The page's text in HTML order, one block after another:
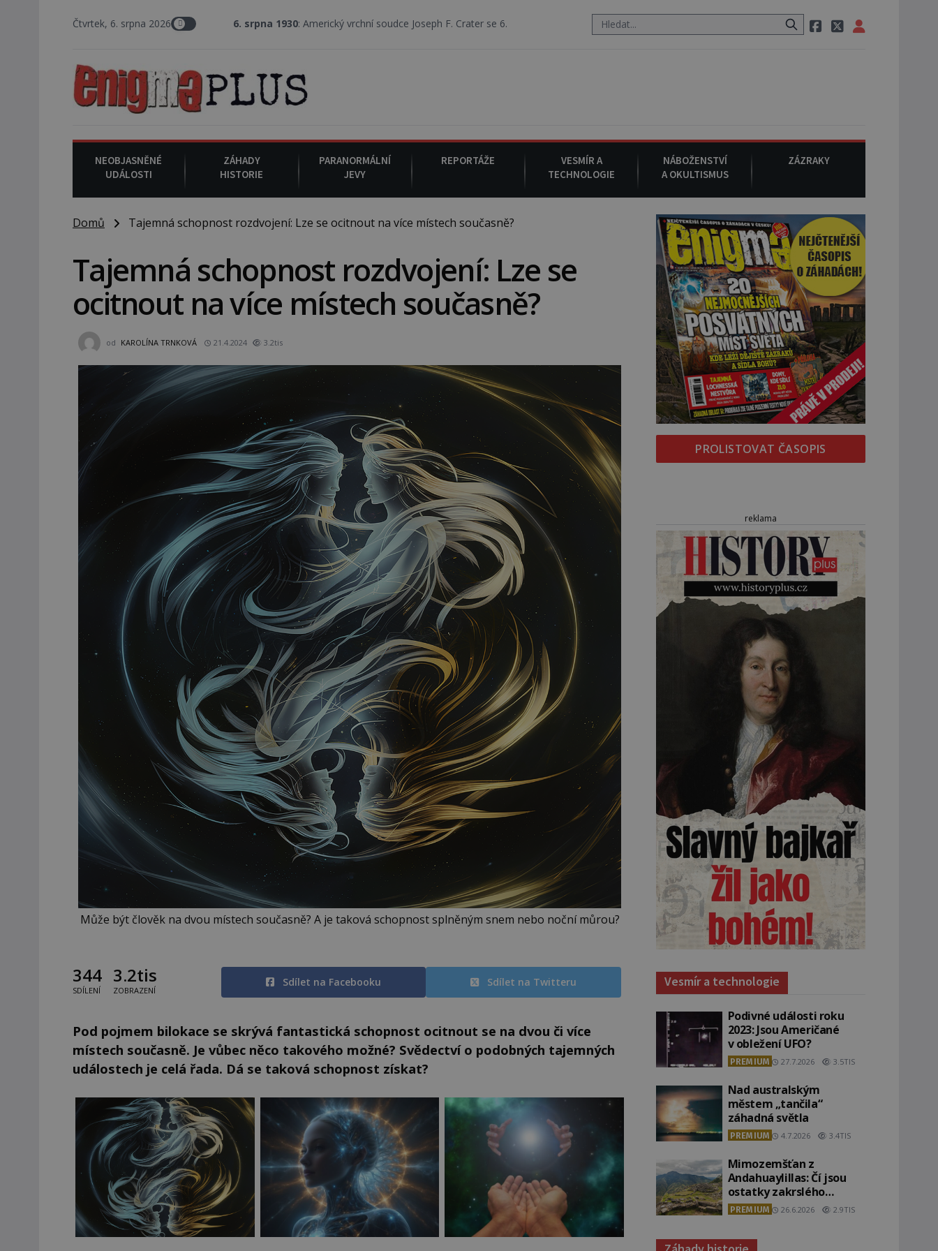
Čtvrtek, 6. srpna 20266. srpna 1930 : Americký vrchní soudce Joseph F. Crater se 6. srpna 1930 navečeří ve své oblíbené restauraci, pak si na ulici zavolá taxi, nasedne do něj a už ho nikdy nikdo
NEOBJASNĚNÉ
UDÁLOSTI
ZÁHADY
HISTORIE
PARANORMÁLNÍ
JEVY
REPORTÁŽE
VESMÍR A
TECHNOLOGIE
NÁBOŽENSTVÍ
A OKULTISMUS
ZÁZRAKY
Domů Tajemná schopnost rozdvojení: Lze se ocitnout na více místech současně?
Tajemná schopnost rozdvojení: Lze se
ocitnout na více místech současně?
od KAROLÍNA TRNKOVÁ 21.4.2024 3.2tis
Může být člověk na dvou místech současně? A je taková schopnost splněným snem nebo noční můrou?
344
SDÍLENÍ
3.2tis
ZOBRAZENÍ
Sdílet na Facebooku Sdílet na Twitteru
Pod pojmem bilokace se skrývá fantastická schopnost ocitnout se na dvou či více
místech současně. Je vůbec něco takového možné? Svědectví o podobných tajemných
událostech je celá řada. Dá se taková schopnost získat?
PROLISTOVAT ČASOPIS
reklama
Vesmír a technologie
Podivné události roku
2023: Jsou Američané
v obležení UFO?
PREMIUM 27.7.2026 3.5TIS
Nad australským
městem „tančila“
záhadná světla
PREMIUM 4.7.2026 3.4TIS
Mimozemšťan z
Andahuaylillas: Čí jsou
ostatky zakrslého
stvoření s ohromnou
lebkou?
PREMIUM 26.6.2026 2.9TIS